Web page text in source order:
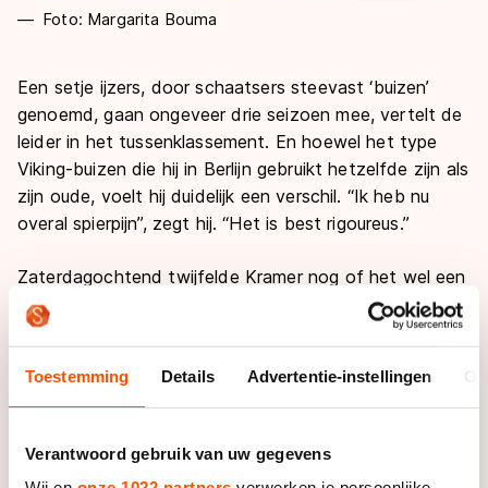
Toestemming Details Advertentie-instellingen
Verantwoord gebruik van uw gegevens
Foto: Margarita Bouma
Een setje ijzers, door schaatsers steevast ‘buizen’
genoemd, gaan ongeveer drie seizoen mee, vertelt de
leider in het tussenklassement. En hoewel het type
Viking-buizen die hij in Berlijn gebruikt hetzelfde zijn als
zijn oude, voelt hij duidelijk een verschil. “Ik heb nu
overal spierpijn”, zegt hij. “Het is best rigoureus.”
Zaterdagochtend twijfelde Kramer nog of het wel een
goed idee was, maar besloot het uiteindelijk toch te
doen. “Ik ben ervan overtuigd dat ik beter kan
wachten met het nieuwe materiaal om er in de zomer
langzaam aan te wennen was geen optie. “Je moet er
training.”